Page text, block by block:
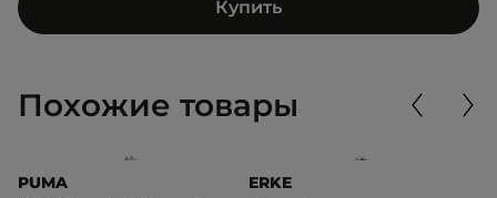
Купить
Похожие товары
PUMA ERKE